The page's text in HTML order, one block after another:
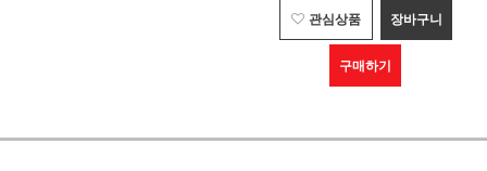
관심상품 장바구니
구매하기